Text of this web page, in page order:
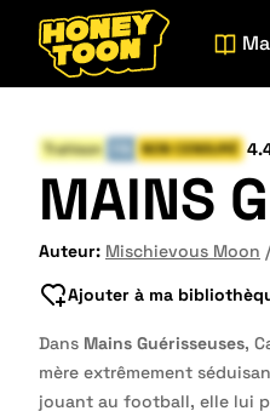
Trahison NON CENSURÉ
MAINS
Auteur: Mischievous Moon
Ajouter à ma
Dans Mains Guérisseuses,
mère extrêmement
jouant au football, elle lui